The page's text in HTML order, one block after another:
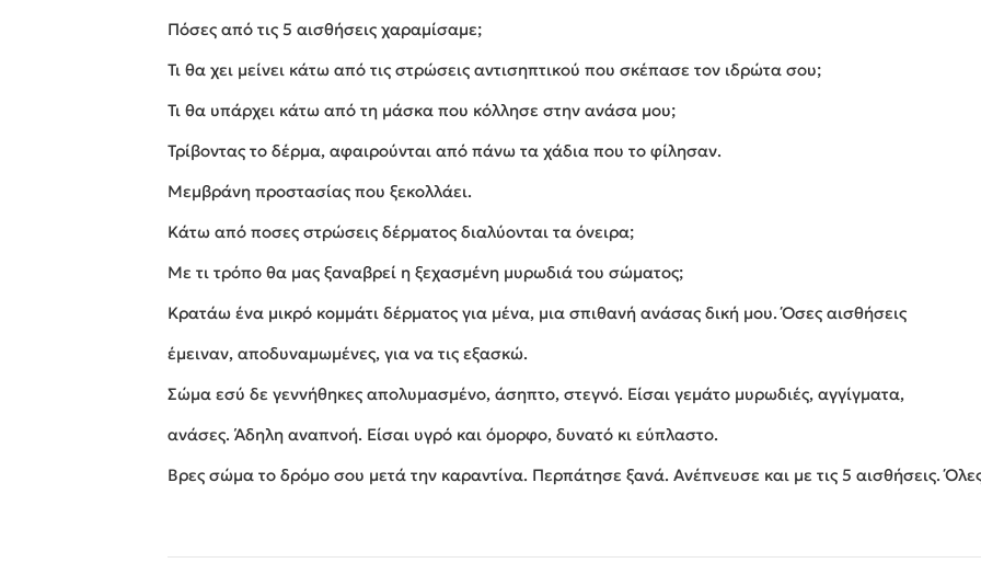
Πόσες από τις 5 αισθήσεις χαραμίσαμε;
Τι θα χει μείνει κάτω από τις στρώσεις αντισηπτικού που σκέπασε τον ιδρώτα σου;
Τι θα υπάρχει κάτω από τη μάσκα που κόλλησε στην ανάσα μου;
Τρίβοντας το δέρμα, αφαιρούνται από πάνω τα χάδια που το φίλησαν.
Μεμβράνη προστασίας που ξεκολλάει.
Κάτω από ποσες στρώσεις δέρματος διαλύονται τα όνειρα;
Με τι τρόπο θα μας ξαναβρεί η ξεχασμένη μυρωδιά του σώματος;
Κρατάω ένα μικρό κομμάτι δέρματος για μένα, μια σπιθανή ανάσας δική μου. Όσες αισθήσεις
έμειναν, αποδυναμωμένες, για να τις εξασκώ.
Σώμα εσύ δε γεννήθηκες απολυμασμένο, άσηπτο, στεγνό. Είσαι γεμάτο μυρωδιές, αγγίγματα,
ανάσες. Άδηλη αναπνοή. Είσαι υγρό και όμορφο, δυνατό κι εύπλαστο.
Βρες σώμα το δρόμο σου μετά την καραντίνα. Περπάτησε ξανά. Ανέπνευσε και με τις 5 αισθήσεις.